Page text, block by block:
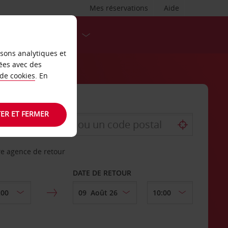
Aide
Mes réservations
agence de retour
DATE DE RETOUR
analytiques et
avec des
cookies. En
ET FERMER